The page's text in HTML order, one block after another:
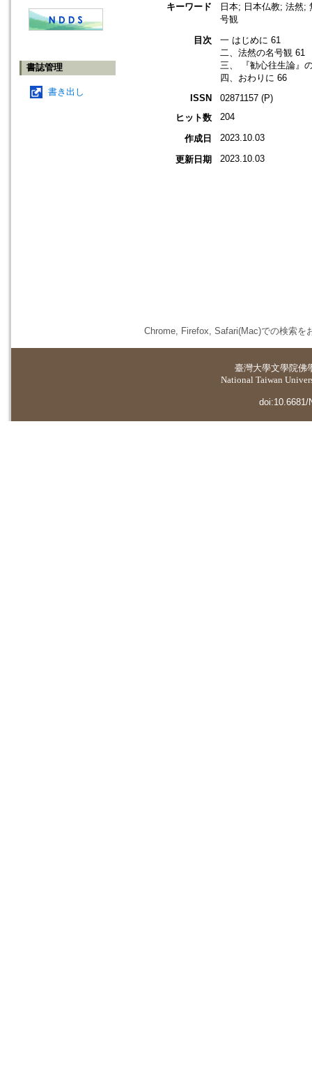
書誌管理
書き出し
キーワード
日本; 日本仏教; 法然;
号観
目次
一 はじめに 61
二、法然の名号観 61
三、 『勧心往生論』
四、おわりに 66
ISSN
02871157 (P)
ヒット数
204
作成日 2023.10.03
更新日期 2023.10.03
Chrome, Firefox, Safari(Mac)での検索を
臺灣大學文學院佛
National Taiwan
doi:10.6681/